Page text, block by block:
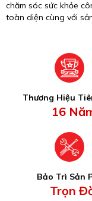
chăm sóc sức khỏe
toàn diện cùng với
Thương Hiệu
16
Bảo Trì Sản
Trọn